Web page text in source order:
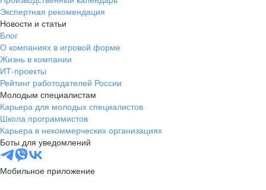
Экспертная рекомендация
Новости и статьи
Блог
О компаниях в игровой форме
Жизнь в компании
ИТ-проекты
Рейтинг работодателей России
Молодым специалистам
Карьера для молодых специалистов
Школа программистов
Карьера в некоммерческих организациях
Боты для уведомлений
Мобильное приложение